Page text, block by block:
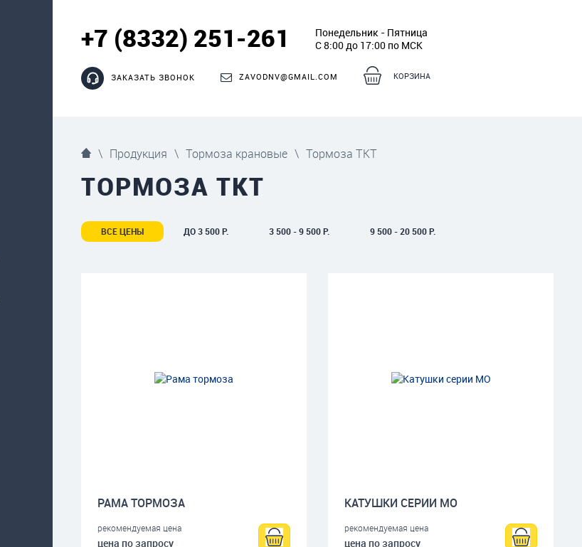
+7 (8332) 251-261
Понедельник - Пятница
С 8:00 до 17:00 по МСК
ЗАКАЗАТЬ ЗВОНОК ZAVODNV@GMAIL.COM КОРЗИНА
\ Продукция \ Тормоза крановые \ Тормоза ТКТ
ТОРМОЗА ТКТ
ВСЕ ЦЕНЫ ДО 3 500 Р. 3 500 - 9 500 Р. 9 500 - 20 500 Р.
РАМА ТОРМОЗА
рекомендуемая цена
цена по запросу
КАТУШКИ СЕРИИ МО
рекомендуемая цена
цена по запросу